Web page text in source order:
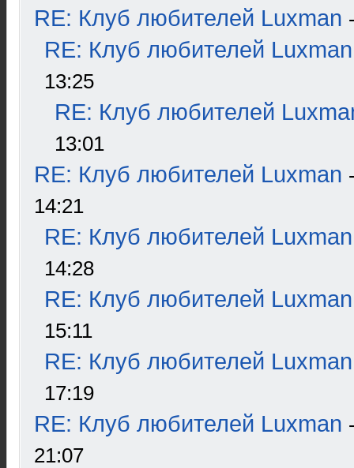
RE: Клуб любителей Luxman
RE: Клуб любителей Luxman
13:25
RE: Клуб любителей
13:01
RE: Клуб любителей Luxman
14:21
RE: Клуб любителей Luxman
14:28
RE: Клуб любителей Luxman
15:11
RE: Клуб любителей Luxman
17:19
RE: Клуб любителей Luxman
21:07